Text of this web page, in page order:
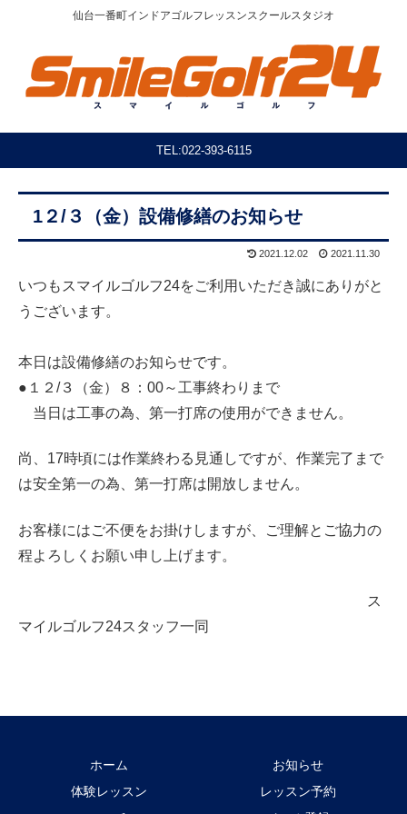
仙台一番町インドアゴルフレッスンスクールスタジオ
TEL:022-393-6115
1２/３（金）設備修繕のお知らせ
2021.12.02 2021.11.30
いつもスマイルゴルフ24をご利用いただき誠にありがと
うございます。
本日は設備修繕のお知らせです。
●１２/３（金）８：00～工事終わりまで
当日は工事の為、第一打席の使用ができません。
尚、17時頃には作業終わる見通しですが、作業完了まで
は安全第一の為、第一打席は開放しません。
お客様にはご不便をお掛けしますが、ご理解とご協力の
程よろしくお願い申し上げます。
ス
マイルゴルフ24スタッフ一同
ホーム
お知らせ
体験レッスン
レッスン予約